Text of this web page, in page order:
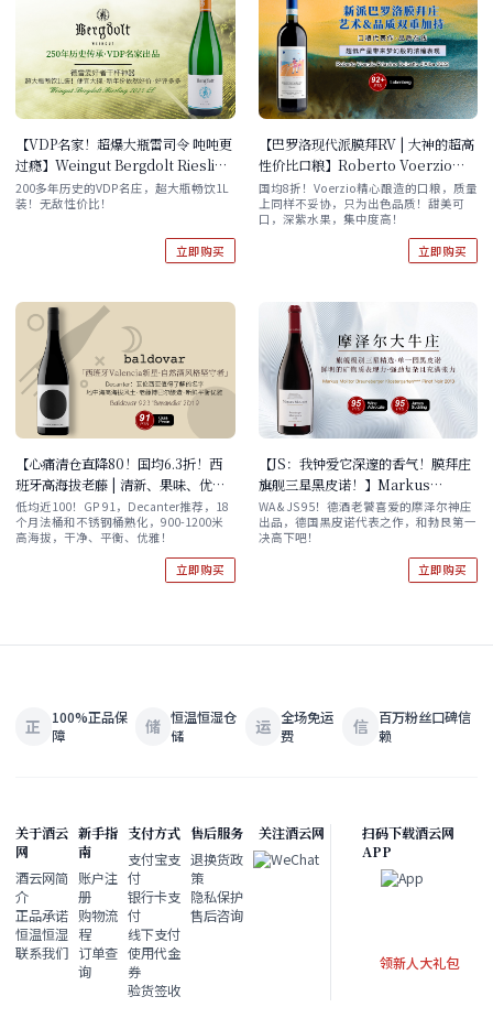
【VDP名家！超爆大瓶雷司令 吨吨更
过瘾】Weingut Bergdolt Riesling
2023 1000ml 单支/六支装 现货速
发！
200多年历史的VDP名庄，超大瓶畅饮1L
装！无敌性价比！
立即购买
【巴罗洛现代派膜拜RV | 大神的超高
性价比口粮】Roberto Voerzio
Priavino Dolcetto d'Alba 2022
国均8折！Voerzio精心酿造的口粮，质量
上同样不妥协，只为出色品质！甜美可
口，深紫水果，集中度高！
立即购买
【心痛清仓直降80！国均6.3折！西
班牙高海拔老藤 | 清新、果味、优雅
博巴尔】Baldovar 923 'Berandia'
2019 酒云直采
低均近100！GP 91，Decanter推荐，18
个月法桶和不锈钢桶熟化，900-1200米
高海拔，干净、平衡、优雅！
立即购买
【JS：我钟爱它深邃的香气！膜拜庄
旗舰三星黑皮诺！】Markus
Molitor Brauneberger
Klostergarten*** Pinot Noir
2018
WA & JS 95！德酒老饕喜爱的摩泽尔神庄
出品，德国黑皮诺代表之作，和勃艮第一
决高下吧！
立即购买
正
100%正品保
障
储 恒温恒湿仓
储
运 全场免运
费
信 百万粉丝口碑信
赖
关于酒云
网
酒云网简
介
正品承诺
恒温恒湿
联系我们
新手指
南
账户注
册
购物流
程
订单查
询
支付方式
支付宝支
付
银行卡支
付
线下支付
使用代金
券
验货签收
售后服务
退换货政
策
隐私保护
售后咨询
关注酒云网
扫码下载酒云网
APP
领新人大礼包